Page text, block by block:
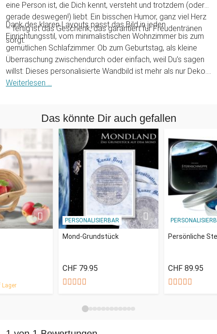
eine Person ist, die Dich kennt, versteht und trotzdem (oder
gerade deswegen!) liebt. Ein bisschen Humor, ganz viel Herz
– fertig ist das Geschenk, das garantiert für Freudentränen
sorgt.
Dank des klaren Layouts passt das Bild in jeden
Einrichtungsstil, vom minimalistischen Wohnzimmer bis zum
gemütlichen Schlafzimmer. Ob zum Geburtstag, als kleine
Überraschung zwischendurch oder einfach, weil Du’s sagen
willst: Dieses personalisierte Wandbild ist mehr als nur Deko.
Es ist eine liebevolle Erinnerung, die jeden Tag daran erinnert,
Weiterlesen ...
Das könnte Dir auch gefallen
PERSONALISIERBAR
Mond-Grundstück
CHF 79.95
Persönliche
CHF 89.95